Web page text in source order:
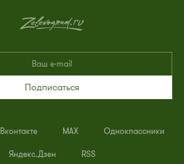
Подписаться
Вконтакте MAX Одноклассники
Яндекс.Дзен RSS